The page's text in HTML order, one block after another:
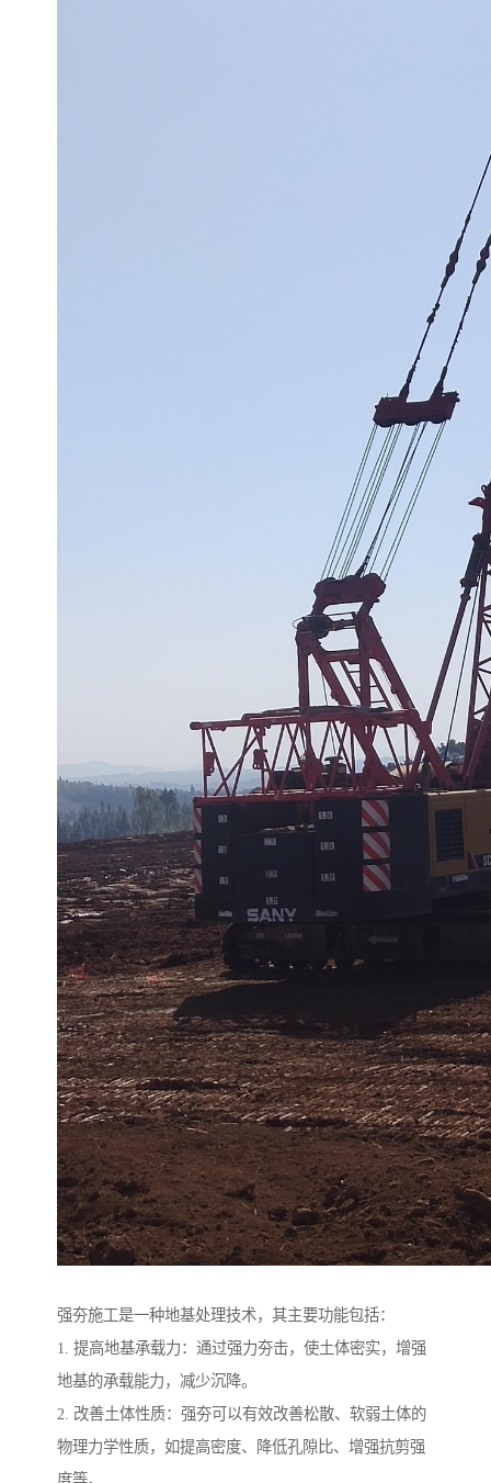
强夯施工是一种地基处理技术，其主要功能包括：
1. 提高地基承载力：通过强力夯击，使土体密实，增强
地基的承载能力，减少沉降。
2. 改善土体性质：强夯可以有效改善松散、软弱土体的
物理力学性质，如提高密度、降低孔隙比、增强抗剪强